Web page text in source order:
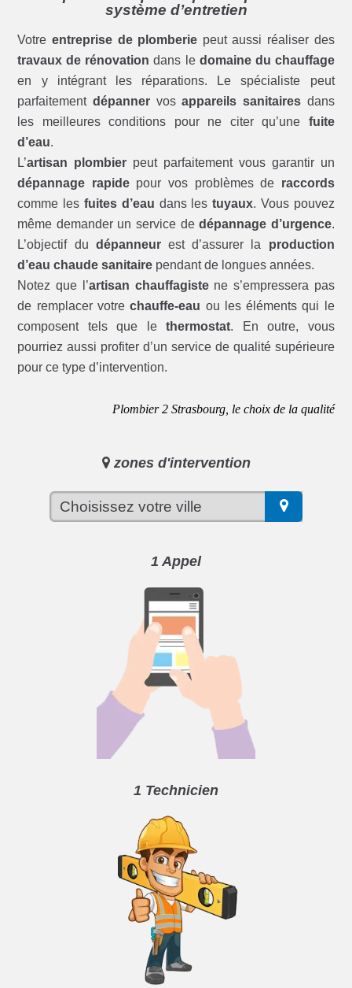
système d’entretien
Votreentreprise de plomberie peut aussi réaliser des
travaux de rénovation dans le domaine du chauffage
en y intégrant les réparations. Le spécialiste peut
parfaitementdépanner vosappareils sanitairesdans
les meilleures conditions pour ne citer qu’une fuite
d’eau.
L’artisan plombier peut parfaitement vous garantir un
dépannage rapidepour vos problèmes de raccords
comme les fuites d’eau dans lestuyaux. Vous pouvez
même demander un service dedépannage d’urgence.
L’objectif du dépanneurest d’assurer la production
d’eau chaude sanitaire pendant de longues années.
Notez que l’artisan chauffagistene s’empressera pas
de remplacer votrechauffe-eau ou les éléments qui le
composent tels que lethermostat. En outre, vous
pourriez aussi profiter d’un service de qualité supérieure
pour ce type d’intervention.
Plombier 2 Strasbourg, le choix de la qualité
zones d'intervention
1 Appel
1 Technicien